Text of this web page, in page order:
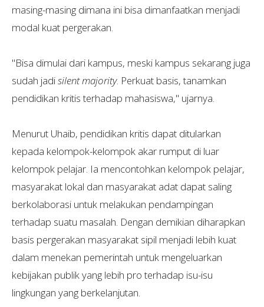
masing-masing dimana ini bisa dimanfaatkan menjadi
modal kuat pergerakan.
"Bisa dimulai dari kampus, meski kampus sekarang juga
sudah jadisilent majority. Perkuat basis, tanamkan
pendidikan kritis terhadap mahasiswa," ujarnya.
Menurut Uhaib, pendidikan kritis dapat ditularkan
kepada kelompok-kelompok akar rumput di luar
kelompok pelajar. Ia mencontohkan kelompok pelajar,
masyarakat lokal dan masyarakat adat dapat saling
berkolaborasi untuk melakukan pendampingan
terhadap suatu masalah. Dengan demikian diharapkan
basis pergerakan masyarakat sipil menjadi lebih kuat
dalam menekan pemerintah untuk mengeluarkan
kebijakan publik yang lebih pro terhadap isu-isu
lingkungan yang berkelanjutan.